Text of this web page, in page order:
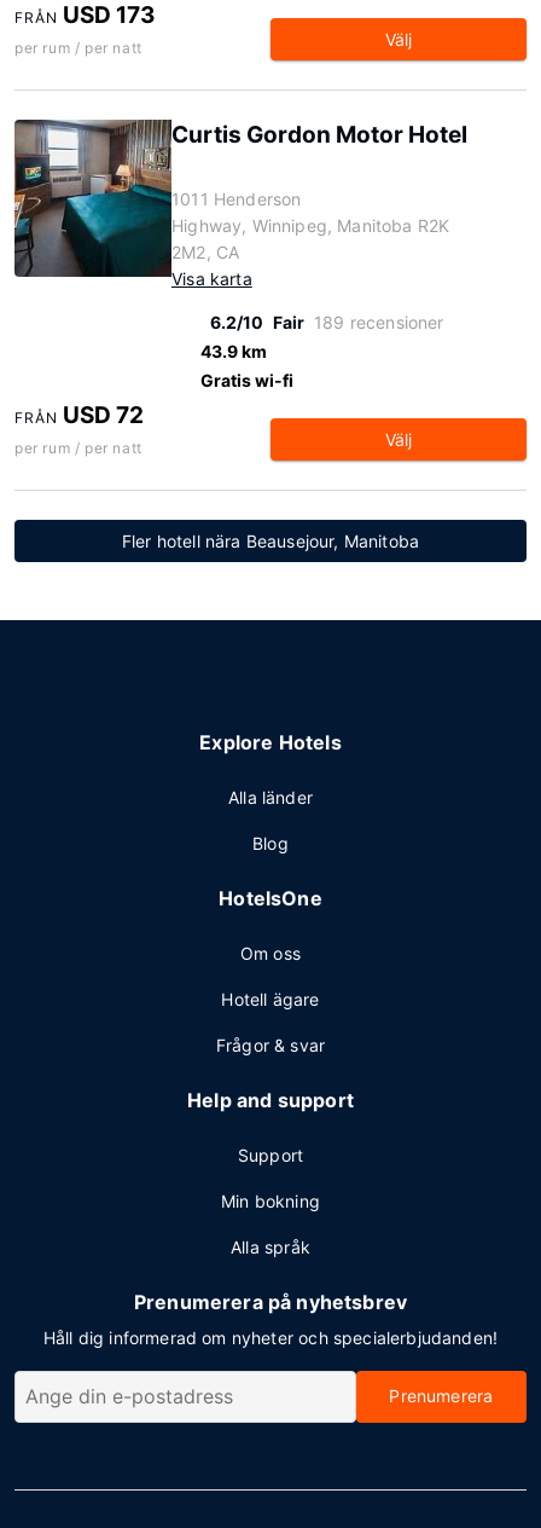
FRÅN USD 173
per rum / per natt Välj
Curtis Gordon Motor Hotel
1011 Henderson
Highway, Winnipeg, Manitoba R2K
2M2, CA
Visa karta
6.2/10 Fair 189 recensioner
43.9 km
Gratis wi-fi
FRÅN USD 72
per rum / per natt Välj
Fler hotell nära Beausejour, Manitoba
Explore Hotels
Alla länder
Blog
HotelsOne
Om oss
Hotell ägare
Frågor & svar
Help and support
Support
Min bokning
Alla språk
Prenumerera på nyhetsbrev
Håll dig informerad om nyheter och specialerbjudanden!
Prenumerera